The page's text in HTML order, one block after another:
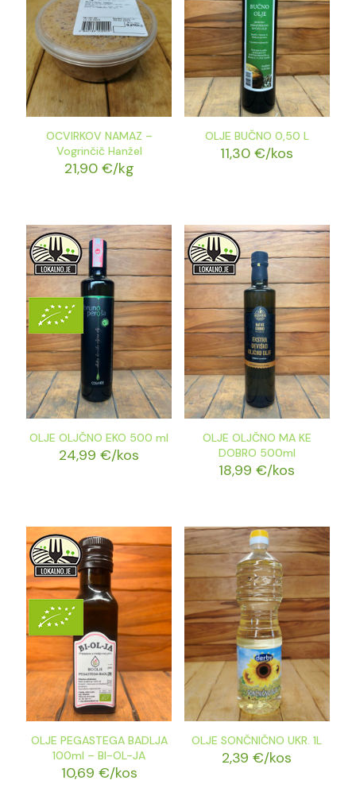
OCVIRKOV NAMAZ –
Vogrinčič Hanžel
21,90 €/kg
OLJE BUČNO 0,50 L
11,30€/kos
OLJE OLJČNO EKO 500 ml
24,99€/kos
OLJE OLJČNO MA KE
DOBRO 500ml
18,99€/kos
OLJE PEGASTEGA BADLJA
100ml – BI-OL-JA
10,69 €/kos
OLJE SONČNIČNO UKR. 1L
2,39€/kos